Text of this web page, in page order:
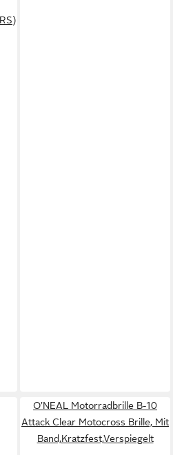
O’NEAL Motorradbrille B-10
Attack Clear Motocross Brille, Mit
Band,Kratzfest,Verspiegelt